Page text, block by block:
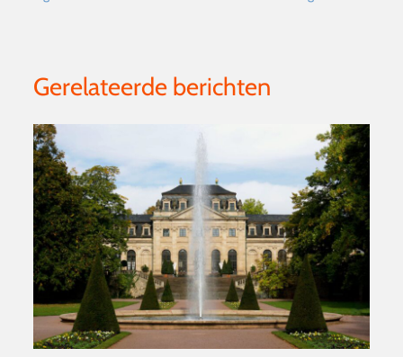
Gerelateerde berichten